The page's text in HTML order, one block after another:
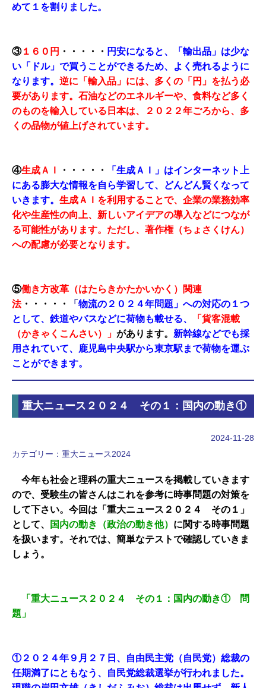
めて１を割りました。
③１６０円 ・・・・・ 円安になると、「輸出品」は少な
い「ドル」で買うことができるため、よく売れるように
なります。 逆に「輸入品」には、多くの「円」を払う必
要があります。石油などのエネルギーや、食料など多く
のものを輸入している日本は、２０２２年ごろから、多
くの品物が値上げされています。
④生成ＡＩ ・・・・・
「生成ＡＩ」はインターネット上
にある膨大な情報を自ら学習して、どんどん賢くなって
いきます。 生成ＡＩを利用することで、企業の業務効率
化や生産性の向上、新しいアイデアの導入などにつなが
る可能性があります。ただし、著作権（ちょさくけん）
への配慮が必要となります。
⑤働き方改革（はたらきかたかいかく）関連
法・・・・・ 「 物流の２０２４年問題」への対応の１つ
として、鉄道やバスなどに荷物も載せる、
「貨客混載
（かきゃくこんさい）」 があります。 新幹線などでも採
用されていて、鹿児島中央駅から東京駅まで荷物を運ぶ
ことができます。
重大ニュース２０２４ その１：国内の動き①
2024-11-28
カテゴリー： 重大ニュース2024
今年も社会と理科の重大ニュースを掲載していきます
ので、受験生の皆さんはこれを参考に時事問題の対策を
して下さい。今回は「重大ニュース２０２４ その１」
として、
国内の動き（政治の動き他） に関する時事問題
を扱います。それでは、簡単なテストで確認していきま
しょう。
「重大ニュース２０２４ その１：国内の動き① 問
題」
①２０２４年９月２７日、自由民主党（自民党）総裁の
任期満了にともなう、自民党総裁選挙が行われました。